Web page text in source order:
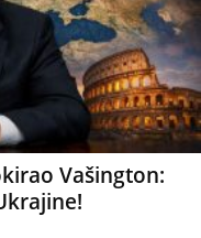
Vašington: